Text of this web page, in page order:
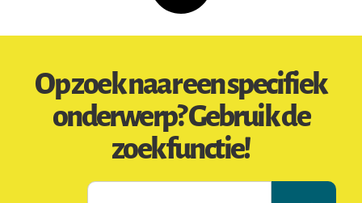
Op zoek naar een specifiek
onderwerp? Gebruik de
zoekfunctie!